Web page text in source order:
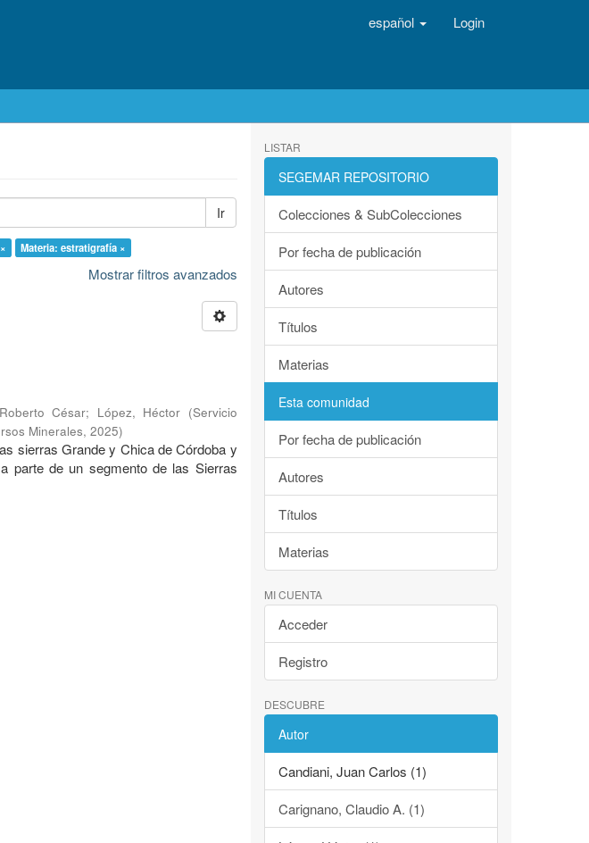
español Login
Ir
Materia: estratigrafía ×
Mostrar filtros avanzados
César; López, Héctor (Servicio
Minerales,2025)
sierras Grande y Chica de Córdoba y
parte de un segmento de las Sierras
LISTAR
SEGEMAR REPOSITORIO
Colecciones & SubColecciones
Por fecha de publicación
Autores
Títulos
Materias
Esta comunidad
Por fecha de publicación
Autores
Títulos
Materias
MI CUENTA
Acceder
Registro
DESCUBRE
Autor
Candiani, Juan Carlos (1)
Carignano, Claudio A. (1)